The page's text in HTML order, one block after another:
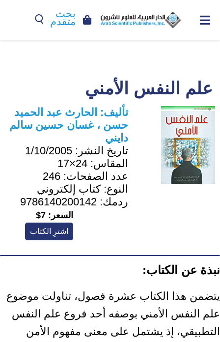
بحث
متقدم
علم النفس الأمني
تأليف: الحارث عبد الحميد
حسن ، غسان حسين سالم
دايني
تاريخ النشر: 1/10/2005
المقاس: 24×17
عدد الصفحات: 246
النوع:كتاب إلكتروني
ردمك: 9786140200142
السعر: 7$
اشترِ الكتاب
نبذة عن الكتاب:
يتضمن هذا الكتاب عشرة فصول، تناولت موضوع
علم النفس الأمني بوصفه أحد فروع علم النفس
التطبيقي، إذ يشتمل على معنى مفهوم الأمن